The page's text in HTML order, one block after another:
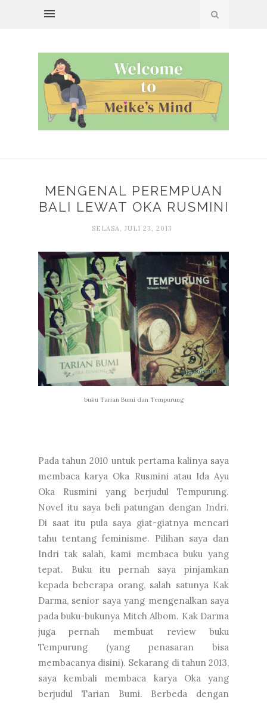
MENGENAL PEREMPUAN
BALI LEWAT OKA RUSMINI
SELASA, JULI 23, 2013
buku Tarian Bumi dan Tempurung
Pada tahun 2010 untuk pertama kalinya saya
membaca karya Oka Rusmini atau Ida Ayu
Oka Rusmini yang berjudul Tempurung.
Novel itu saya beli patungan dengan Indri.
Di saat itu pula saya giat-giatnya mencari
tahu tentang feminisme. Pilihan saya dan
Indri tak salah, kami membaca buku yang
tepat. Buku itu pernah saya pinjamkan
kepada beberapa orang, salah satunya Kak
Darma, senior saya yang mengenalkan saya
pada buku-bukunya Mitch Albom. Kak Darma
juga pernah membuat review buku
Tempurung (yang penasaran bisa
membacanya disini). Sekarang di tahun 2013,
saya kembali membaca karya Oka yang
berjudul Tarian Bumi. Berbeda dengan